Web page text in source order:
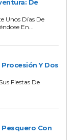
De
Unos Días De
En...
Y Dos
Fiestas De
Con